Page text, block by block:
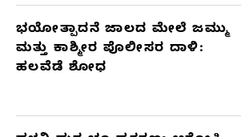
ಭಯೋತ್ಪಾದನೆ ಜಾಲದ ಮೇಲೆ ಜಮ್ಮು
ಮತ್ತು ಕಾಶ್ಮೀರ ಪೊಲೀಸರ ದಾಳಿ:
ಹಲವೆಡೆ ಶೋಧ